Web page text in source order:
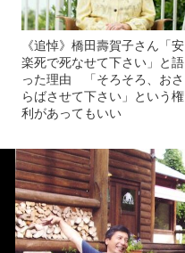
《追悼》橋田壽賀子さん「安
楽死で死なせて下さい」と語
った理由 「そろそろ、おさ
らばさせて下さい」という権
利があってもいい